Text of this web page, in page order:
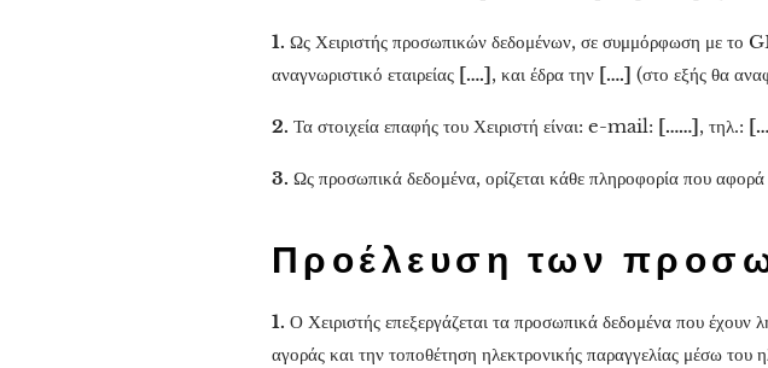
1. Ως Χειριστής προσωπικών δεδομένων, σε συμμόρφωση με το
αναγνωριστικό εταιρείας [….], και έδρα την [….] (στο εξής θα
2. Τα στοιχεία επαφής του Χειριστή είναι: e-mail: [……], τηλ.:
3. Ως προσωπικά δεδομένα, ορίζεται κάθε πληροφορία που
Προέλευση των
1. Ο Χειριστής επεξεργάζεται τα προσωπικά δεδομένα που
αγοράς και την τοποθέτηση ηλεκτρονικής παραγγελίας μέσω του